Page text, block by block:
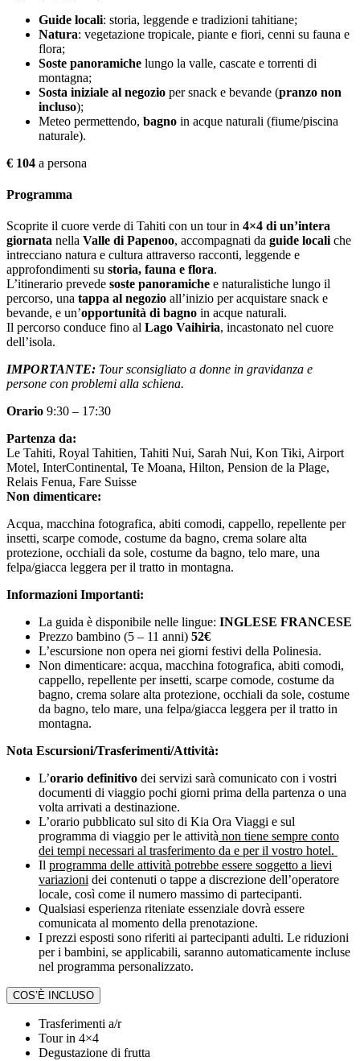
Guide locali: storia, leggende e tradizioni tahitiane;
Natura: vegetazione tropicale, piante e fiori, cenni su fauna e
flora;
Soste panoramiche lungo la valle, cascate e torrenti di
montagna;
Sosta iniziale al negozio per snack e bevande (pranzo non
incluso);
Meteo permettendo, bagno in acque naturali (fiume/piscina
naturale).
€ 104 a persona
Programma
Scoprite il cuore verde di Tahiti con un tour in 4×4 di un’intera
giornata nella Valle di Papenoo, accompagnati da guide locali che
intrecciano natura e cultura attraverso racconti, leggende e
approfondimenti su storia, fauna e flora.
L’itinerario prevede soste panoramiche e naturalistiche lungo il
percorso, una tappa al negozio all’inizio per acquistare snack e
bevande, e un’opportunità di bagno in acque naturali.
Il percorso conduce fino al Lago Vaihiria, incastonato nel cuore
dell’isola.
IMPORTANTE: Tour sconsigliato a donne in gravidanza e
persone con problemi alla schiena.
Orario 9:30 – 17:30
Partenza da:
Le Tahiti, Royal Tahitien, Tahiti Nui, Sarah Nui, Kon Tiki, Airport
Motel, InterContinental, Te Moana, Hilton, Pension de la Plage,
Relais Fenua, Fare Suisse
Non dimenticare:
Acqua, macchina fotografica, abiti comodi, cappello, repellente per
insetti, scarpe comode, costume da bagno, crema solare alta
protezione, occhiali da sole, costume da bagno, telo mare, una
felpa/giacca leggera per il tratto in montagna.
Informazioni Importanti:
La guida è disponibile nelle lingue: INGLESE FRANCESE
Prezzo bambino (5 – 11 anni) 52€
L’escursione non opera nei giorni festivi della Polinesia.
Non dimenticare: acqua, macchina fotografica, abiti comodi,
cappello, repellente per insetti, scarpe comode, costume da
bagno, crema solare alta protezione, occhiali da sole, costume
da bagno, telo mare, una felpa/giacca leggera per il tratto in
montagna.
Nota Escursioni/Trasferimenti/Attività:
L’orario definitivo dei servizi sarà comunicato con i vostri
documenti di viaggio pochi giorni prima della partenza o una
volta arrivati a destinazione.
L’orario pubblicato sul sito di Kia Ora Viaggi e sul
programma di viaggio per le attività non tiene sempre conto
dei tempi necessari al trasferimento da e per il vostro hotel.
Il programma delle attività potrebbe essere soggetto a lievi
variazioni dei contenuti o tappe a discrezione dell’operatore
locale, così come il numero massimo di partecipanti.
Qualsiasi esperienza riteniate essenziale dovrà essere
comunicata al momento della prenotazione.
I prezzi esposti sono riferiti ai partecipanti adulti. Le riduzioni
per i bambini, se applicabili, saranno automaticamente incluse
nel programma personalizzato.
COS’È INCLUSO
Trasferimenti a/r
Tour in 4×4
Degustazione di frutta